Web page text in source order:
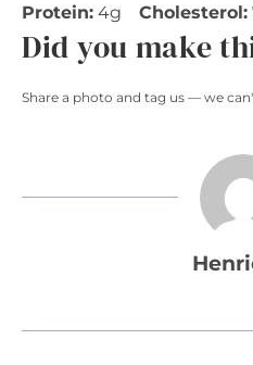
Protein: 4g Cholesterol:
Did you make
Share a photo and tag us — we